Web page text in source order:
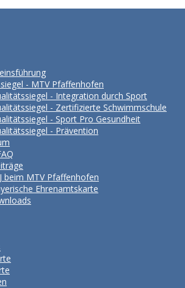
- MTV Pfaffenhofen
- Integration durch Sport
- Zertifizierte Schwimmschule
- Sport Pro Gesundheit
- Prävention
beim MTV Pfaffenhofen
Ehrenamtskarte